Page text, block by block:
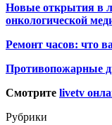
Новые открытия в
онкологической
Ремонт часов: что
Противопожарные
Смотрите livetv
Рубрики